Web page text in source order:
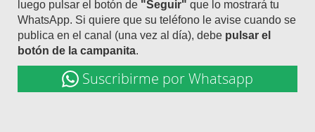
luego pulsar el botón de "Seguir" que lo mostrará tu
WhatsApp. Si quiere que su teléfono le avise cuando se
publica en el canal (una vez al día), debe pulsar el
botón de la campanita.
Suscribirme por Whatsapp